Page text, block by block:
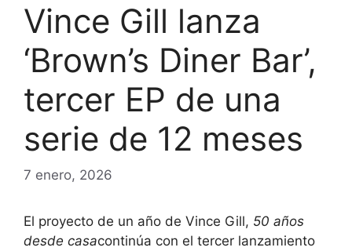
Vince Gill lanza
‘Brown’s Diner Bar’,
tercer EP de una
serie de 12 meses
7 enero, 2026
El proyecto de un año de Vince Gill, 50 años
desde casacontinúa con el tercer lanzamiento